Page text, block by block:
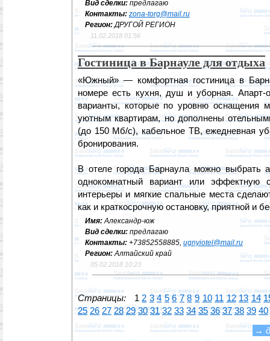
Вид сделки: предлагаю
Контакты: zona-torg@mail.ru
Регион:ДРУГОЙ РЕГИОН
11.02.2018 01:56
Гостиница в Барнауле для отдыха
«Южный» — комфортная гостиница в
номере есть кухня, душ и уборная. Апарт-
варианты, которые по уровню оснащения
уютным квартирам, но дополнены
(до 150 Мб/с), кабельное ТВ, ежедневная
бронирования.
В отеле города Барнаула можно выбрать
однокомнатный вариант или эффектную
интерьеры и мягкие спальные места
как и краткосрочную остановку, приятной и
Имя:Александр-юж
Вид сделки: предлагаю
Контакты: +73852558885, ugnyiotel@mail.ru
Регион:Алтайский край
05.02.2018 10:23
Страницы: 1 2 3 4 5 6 7 8 9 10 11 12 13 14
25 26 27 28 29 30 31 32 33 34 35 36 37 38 39 40
→